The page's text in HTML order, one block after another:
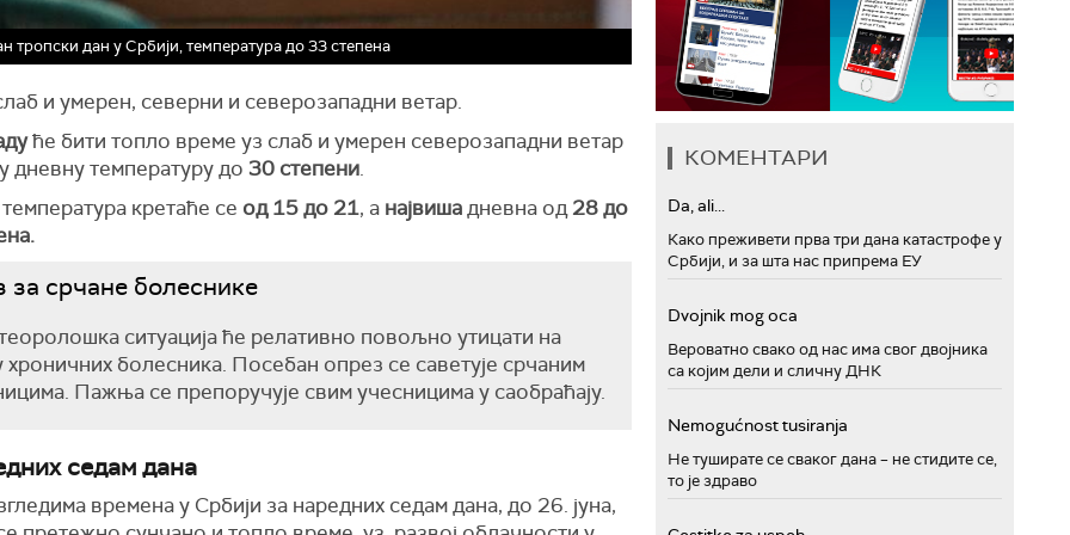
тропски дан у Србији, температура до 33 степена
и умерен, северни и северозападни ветар.
ће бити топло време уз слаб и умерен северозападни ветар
дневну температуру до 30 степени.
кретаће се од 15 до 21, а највишадневна од28 до
за срчане болеснике
ситуација ће релативно повољно утицати на
хроничних болесника. Посебан опрез се саветује срчаним
Пажња се препоручује свим учесницима у саобраћају.
седам дана
времена у Србији за наредних седам дана, до 26. јуна,
КОМЕНТАРИ
Da, ali...
Како преживети прва три дана катастрофе у
Србији, и за шта нас припрема ЕУ
Dvojnik mog oca
Вероватно свако од нас има свог двојника
са којим дели и сличну ДНК
Nemogućnost tusiranja
Не туширате се сваког дана – не стидите се,
то је здраво